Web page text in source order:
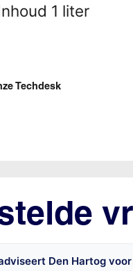
1 liter
Techdesk
Den Hartog